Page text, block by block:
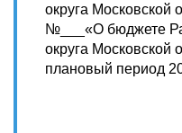
округа Московской
№___«О бюджете
округа Московской
плановый период